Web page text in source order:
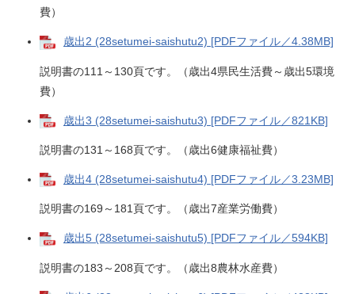
費）
歳出2 (28setumei-saishutu2) [PDFファイル／4.38MB]
説明書の111～130頁です。（歳出4県民生活費～歳出5環境
費）
歳出3 (28setumei-saishutu3) [PDFファイル／821KB]
説明書の131～168頁です。（歳出6健康福祉費）
歳出4 (28setumei-saishutu4) [PDFファイル／3.23MB]
説明書の169～181頁です。（歳出7産業労働費）
歳出5 (28setumei-saishutu5) [PDFファイル／594KB]
説明書の183～208頁です。（歳出8農林水産費）